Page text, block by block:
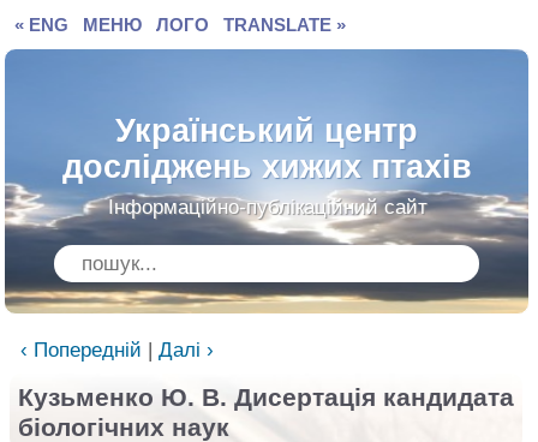
« ENG МЕНЮ ЛОГО TRANSLATE »
Український центр
досліджень хижих птахів
Інформаційно-публікаційний сайт
‹ Попередній | Далі ›
Кузьменко Ю. В. Дисертація кандидата
біологічних наук